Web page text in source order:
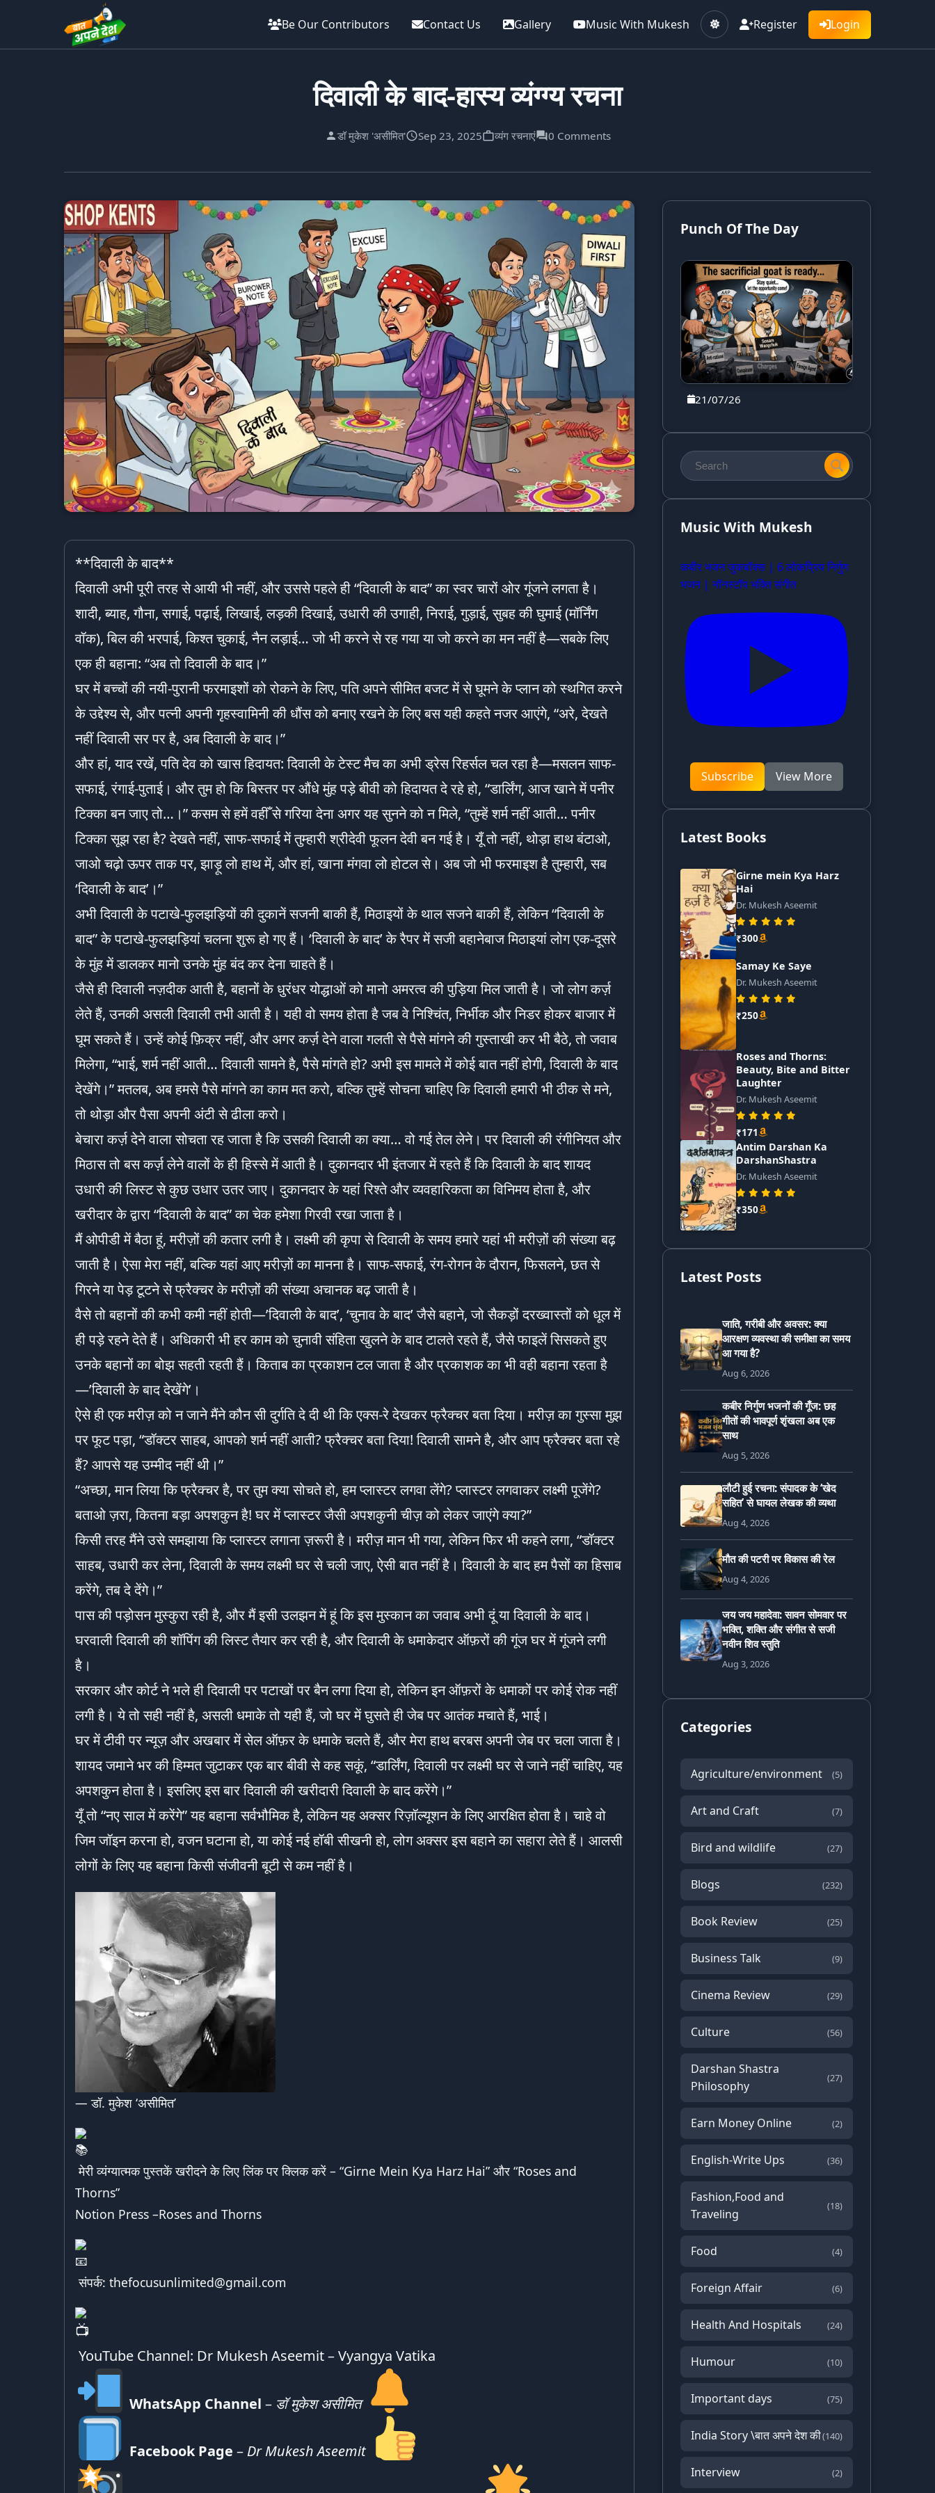
Be Our Contributors Contact Us Gallery Music With Mukesh Register Login
दिवाली के बाद-हास्य व्यंग्ग्य रचना
डॉ मुकेश 'असीमित' Sep 23, 2025 व्यंग रचनाएं 0 Comments
**दिवाली के बाद**
दिवाली अभी पूरी तरह से आयी भी नहीं, और उससे पहले ही “दिवाली के बाद” का स्वर चारों ओर गूंजने लगता है।
शादी, ब्याह, गौना, सगाई, पढ़ाई, लिखाई, लड़की दिखाई, उधारी की उगाही, निराई, गुड़ाई, सुबह की घुमाई (मॉर्निंग
वॉक), बिल की भरपाई, किश्त चुकाई, नैन लड़ाई… जो भी करने से रह गया या जो करने का मन नहीं है—सबके लिए
एक ही बहाना: “अब तो दिवाली के बाद।”
घर में बच्चों की नयी-पुरानी फरमाइशों को रोकने के लिए, पति अपने सीमित बजट में से घूमने के प्लान को स्थगित करने
के उद्देश्य से, और पत्नी अपनी गृहस्वामिनी की धौंस को बनाए रखने के लिए बस यही कहते नजर आएंगे, “अरे, देखते
नहीं दिवाली सर पर है, अब दिवाली के बाद।”
और हां, याद रखें, पति देव को खास हिदायत: दिवाली के टेस्ट मैच का अभी ड्रेस रिहर्सल चल रहा है—मसलन साफ-
सफाई, रंगाई-पुताई। और तुम हो कि बिस्तर पर औंधे मुंह पड़े बीवी को हिदायत दे रहे हो, “डार्लिंग, आज खाने में पनीर
टिक्का बन जाए तो…।” कसम से हमें वहीँ से गरिया देना अगर यह सुनने को न मिले, “तुम्हें शर्म नहीं आती… पनीर
टिक्का सूझ रहा है? देखते नहीं, साफ-सफाई में तुम्हारी श्रीदेवी फूलन देवी बन गई है। यूँ तो नहीं, थोड़ा हाथ बंटाओ,
जाओ चढ़ो ऊपर ताक पर, झाड़ू लो हाथ में, और हां, खाना मंगवा लो होटल से। अब जो भी फरमाइश है तुम्हारी, सब
‘दिवाली के बाद’।”
अभी दिवाली के पटाखे-फुलझड़ियों की दुकानें सजनी बाकी हैं, मिठाइयों के थाल सजने बाकी हैं, लेकिन “दिवाली के
बाद” के पटाखे-फुलझड़ियां चलना शुरू हो गए हैं। ‘दिवाली के बाद’ के रैपर में सजी बहानेबाज मिठाइयां लोग एक-दूसरे
के मुंह में डालकर मानो उनके मुंह बंद कर देना चाहते हैं।
जैसे ही दिवाली नज़दीक आती है, बहानों के धुरंधर योद्धाओं को मानो अमरत्व की पुड़िया मिल जाती है। जो लोग कर्ज़
लेते हैं, उनकी असली दिवाली तभी आती है। यही वो समय होता है जब वे निश्चिंत, निर्भीक और निडर होकर बाजार में
घूम सकते हैं। उन्हें कोई फ़िक्र नहीं, और अगर कर्ज़ देने वाला गलती से पैसे मांगने की गुस्ताखी कर भी बैठे, तो जवाब
मिलेगा, “भाई, शर्म नहीं आती… दिवाली सामने है, पैसे मांगते हो? अभी इस मामले में कोई बात नहीं होगी, दिवाली के बाद
देखेंगे।” मतलब, अब हमसे पैसे मांगने का काम मत करो, बल्कि तुम्हें सोचना चाहिए कि दिवाली हमारी भी ठीक से मने,
तो थोड़ा और पैसा अपनी अंटी से ढीला करो।
बेचारा कर्ज़ देने वाला सोचता रह जाता है कि उसकी दिवाली का क्या… वो गई तेल लेने। पर दिवाली की रंगीनियत और
मिठास तो बस कर्ज़ लेने वालों के ही हिस्से में आती है। दुकानदार भी इंतजार में रहते हैं कि दिवाली के बाद शायद
उधारी की लिस्ट से कुछ उधार उतर जाए। दुकानदार के यहां रिश्ते और व्यवहारिकता का विनिमय होता है, और
खरीदार के द्वारा “दिवाली के बाद” का चेक हमेशा गिरवी रखा जाता है।
मैं ओपीडी में बैठा हूं, मरीज़ों की कतार लगी है। लक्ष्मी की कृपा से दिवाली के समय हमारे यहां भी मरीज़ों की संख्या बढ़
जाती है। ऐसा मेरा नहीं, बल्कि यहां आए मरीज़ों का मानना है। साफ-सफाई, रंग-रोगन के दौरान, फिसलने, छत से
गिरने या पेड़ टूटने से फ्रैक्चर के मरीज़ों की संख्या अचानक बढ़ जाती है।
वैसे तो बहानों की कभी कमी नहीं होती—’दिवाली के बाद’, ‘चुनाव के बाद’ जैसे बहाने, जो सैकड़ों दरख्वास्तों को धूल में
ही पड़े रहने देते हैं। अधिकारी भी हर काम को चुनावी संहिता खुलने के बाद टालते रहते हैं, जैसे फाइलें सिसकते हुए
उनके बहानों का बोझ सहती रहती हैं। किताब का प्रकाशन टल जाता है और प्रकाशक का भी वही बहाना रहता है
—’दिवाली के बाद देखेंगे’।
ऐसे ही एक मरीज़ को न जाने मैंने कौन सी दुर्गति दे दी थी कि एक्स-रे देखकर फ्रैक्चर बता दिया। मरीज़ का गुस्सा मुझ
पर फूट पड़ा, “डॉक्टर साहब, आपको शर्म नहीं आती? फ्रैक्चर बता दिया! दिवाली सामने है, और आप फ्रैक्चर बता रहे
हैं? आपसे यह उम्मीद नहीं थी।”
“अच्छा, मान लिया कि फ्रैक्चर है, पर तुम क्या सोचते हो, हम प्लास्टर लगवा लेंगे? प्लास्टर लगवाकर लक्ष्मी पूजेंगे?
बताओ ज़रा, कितना बड़ा अपशकुन है! घर में प्लास्टर जैसी अपशकुनी चीज़ को लेकर जाएंगे क्या?”
किसी तरह मैंने उसे समझाया कि प्लास्टर लगाना ज़रूरी है। मरीज़ मान भी गया, लेकिन फिर भी कहने लगा, “डॉक्टर
साहब, उधारी कर लेना, दिवाली के समय लक्ष्मी घर से चली जाए, ऐसी बात नहीं है। दिवाली के बाद हम पैसों का हिसाब
करेंगे, तब दे देंगे।”
पास की पड़ोसन मुस्कुरा रही है, और मैं इसी उलझन में हूं कि इस मुस्कान का जवाब अभी दूं या दिवाली के बाद।
घरवाली दिवाली की शॉपिंग की लिस्ट तैयार कर रही है, और दिवाली के धमाकेदार ऑफ़रों की गूंज घर में गूंजने लगी
है।
सरकार और कोर्ट ने भले ही दिवाली पर पटाखों पर बैन लगा दिया हो, लेकिन इन ऑफ़रों के धमाकों पर कोई रोक नहीं
लगी है। ये तो सही नहीं है, असली धमाके तो यही हैं, जो घर में घुसते ही जेब पर आतंक मचाते हैं, भाई।
घर में टीवी पर न्यूज़ और अखबार में सेल ऑफ़र के धमाके चलते हैं, और मेरा हाथ बरबस अपनी जेब पर चला जाता है।
शायद जमाने भर की हिम्मत जुटाकर एक बार बीवी से कह सकूं, “डार्लिंग, दिवाली पर लक्ष्मी घर से जाने नहीं चाहिए, यह
अपशकुन होता है। इसलिए इस बार दिवाली की खरीदारी दिवाली के बाद करेंगे।”
यूँ तो “नए साल में करेंगे” यह बहाना सर्वभौमिक है, लेकिन यह अक्सर रिज़ॉल्यूशन के लिए आरक्षित होता है। चाहे वो
जिम जॉइन करना हो, वजन घटाना हो, या कोई नई हॉबी सीखनी हो, लोग अक्सर इस बहाने का सहारा लेते हैं। आलसी
लोगों के लिए यह बहाना किसी संजीवनी बूटी से कम नहीं है।
— डॉ. मुकेश ‘असीमित’
मेरी व्यंग्यात्मक पुस्तकें खरीदने के लिए लिंक पर क्लिक करें – “Girne Mein Kya Harz Hai” और “Roses and
Thorns”
Notion Press –Roses and Thorns
संपर्क: thefocusunlimited@gmail.com
YouTube Channel: Dr Mukesh Aseemit – Vyangya Vatika
WhatsApp Channel – डॉ मुकेश असीमित
Facebook Page – Dr Mukesh Aseemit
Punch Of The Day
21/07/26
Music With Mukesh
कबीर भजन जुकबॉक्स | 6 लोकप्रिय निर्गुण
भजन | नॉनस्टॉप भक्ति संगीत
Subscribe View More
Latest Books
Girne mein Kya Harz
Hai
Dr. Mukesh Aseemit
₹300
Samay Ke Saye
Dr. Mukesh Aseemit
₹250
Roses and Thorns:
Beauty, Bite and Bitter
Laughter
Dr. Mukesh Aseemit
₹171
Antim Darshan Ka
DarshanShastra
Dr. Mukesh Aseemit
₹350
Latest Posts
जाति, गरीबी और अवसर: क्या
आरक्षण व्यवस्था की समीक्षा का समय
आ गया है?
Aug 6, 2026
कबीर निर्गुण भजनों की गूँज: छह
गीतों की भावपूर्ण शृंखला अब एक
साथ
Aug 5, 2026
लौटी हुई रचना: संपादक के ‘खेद
सहित’ से घायल लेखक की व्यथा
Aug 4, 2026
मौत की पटरी पर विकास की रेल
Aug 4, 2026
जय जय महादेवा: सावन सोमवार पर
भक्ति, शक्ति और संगीत से सजी
नवीन शिव स्तुति
Aug 3, 2026
Categories
Agriculture/environment (5)
Art and Craft (7)
Bird and wildlife (27)
Blogs (232)
Book Review (25)
Business Talk (9)
Cinema Review (29)
Culture (56)
Darshan Shastra
Philosophy
(27)
Earn Money Online (2)
English-Write Ups (36)
Fashion,Food and
Traveling
(18)
Food (4)
Foreign Affair (6)
Health And Hospitals (24)
Humour (10)
Important days (75)
India Story \बात अपने देश की(140)
Interview (2)